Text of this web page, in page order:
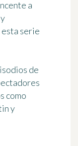
a
esta serie
de
como
y